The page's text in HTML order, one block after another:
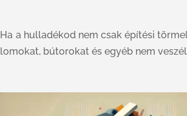
Ha a hulladékod nem csak építési
lomokat, bútorokat és egyéb nem